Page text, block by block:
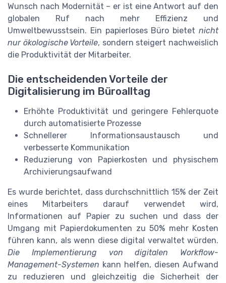
Wunsch nach Modernität – er ist eine Antwort auf den
globalen Ruf nach mehr Effizienz und
Umweltbewusstsein. Ein papierloses Büro bietet nicht
nur ökologische Vorteile, sondern steigert nachweislich
die Produktivität der Mitarbeiter.
Die entscheidenden Vorteile der
Digitalisierung im Büroalltag
Erhöhte Produktivität und geringere Fehlerquote
durch automatisierte Prozesse
Schnellerer Informationsaustausch und
verbesserte Kommunikation
Reduzierung von Papierkosten und physischem
Archivierungsaufwand
Es wurde berichtet, dass durchschnittlich 15% der Zeit
eines Mitarbeiters darauf verwendet wird,
Informationen auf Papier zu suchen und dass der
Umgang mit Papierdokumenten zu 50% mehr Kosten
führen kann, als wenn diese digital verwaltet würden.
Die Implementierung von digitalen Workflow-
Management-Systemen kann helfen, diesen Aufwand
zu reduzieren und gleichzeitig die Sicherheit der